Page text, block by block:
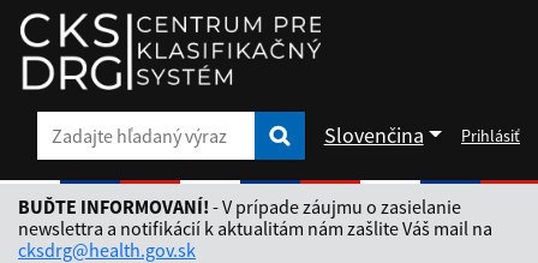
Zadajte hľadaný výraz Zadajte hľadaný výraz
Slovenčina
Rozbaliť jazykové menu
Prihlásiť
BUĎTE INFORMOVANÍ! - V prípade záujmu o zasielanie
newslettra a notifikácií k aktualitám nám zašlite Váš mail na
cksdrg@health.gov.sk